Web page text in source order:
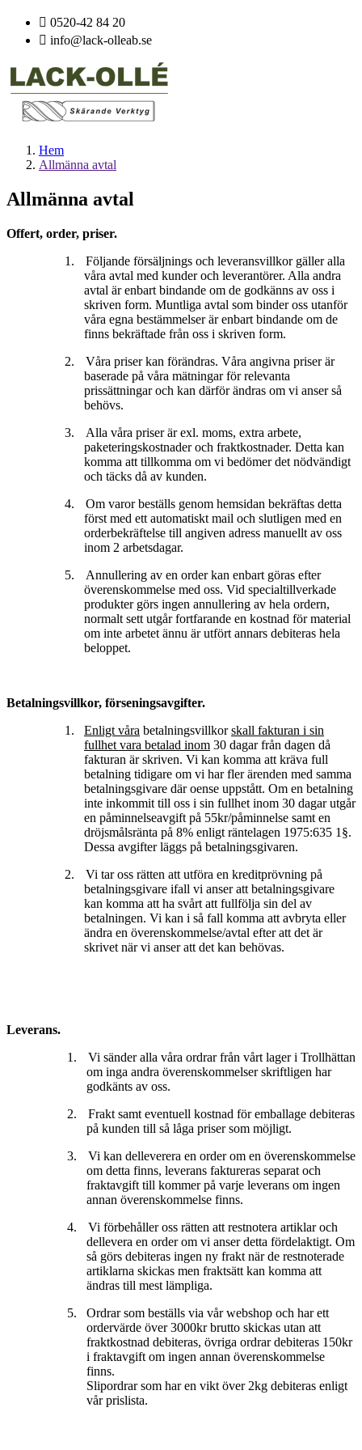
 0520-42 84 20
 info@lack-olleab.se
Hem
Allmänna avtal
Allmänna avtal
Offert, order, priser.
1.
Följande försäljnings och leveransvillkor gäller alla
våra avtal med kunder och leverantörer. Alla andra
avtal är enbart bindande om de godkänns av oss i
skriven form. Muntliga avtal som binder oss utanför
våra egna bestämmelser är enbart bindande om de
finns bekräftade från oss i skriven form.
2.
Våra priser kan förändras. Våra angivna priser är
baserade på våra mätningar för relevanta
prissättningar och kan därför ändras om vi anser så
behövs.
3.
Alla våra priser är exl. moms, extra arbete,
paketeringskostnader och fraktkostnader. Detta kan
komma att tillkomma om vi bedömer det nödvändigt
och täcks då av kunden.
4.
Om varor beställs genom hemsidan bekräftas detta
först med ett automatiskt mail och slutligen med en
orderbekräftelse till angiven adress manuellt av oss
inom 2 arbetsdagar.
5.
Annullering av en order kan enbart göras efter
överenskommelse med oss. Vid specialtillverkade
produkter görs ingen annullering av hela ordern,
normalt sett utgår fortfarande en kostnad för material
om inte arbetet ännu är utfört annars debiteras hela
beloppet.
Betalningsvillkor, förseningsavgifter.
1.
Enligt våra betalningsvillkorskall fakturan i sin
fullhet vara betalad inom 30 dagar från dagen då
fakturan är skriven. Vi kan komma att kräva full
betalning tidigare om vi har fler ärenden med samma
betalningsgivare där oense uppstått. Om en betalning
inte inkommit till oss i sin fullhet inom 30 dagar utgår
en påminnelseavgift på 55kr/påminnelse samt en
dröjsmålsränta på 8% enligt räntelagen 1975:635 1§.
Dessa avgifter läggs på betalningsgivaren.
2.
Vi tar oss rätten att utföra en kreditprövning på
betalningsgivare ifall vi anser att betalningsgivare
kan komma att ha svårt att fullfölja sin del av
betalningen. Vi kan i så fall komma att avbryta eller
ändra en överenskommelse/avtal efter att det är
skrivet när vi anser att det kan behövas.
Leverans.
1.
Vi sänder alla våra ordrar från vårt lager i Trollhättan
om inga andra överenskommelser skriftligen har
godkänts av oss.
2.
Frakt samt eventuell kostnad för emballage debiteras
på kunden till så låga priser som möjligt.
3.
Vi kan delleverera en order om en överenskommelse
om detta finns, leverans faktureras separat och
fraktavgift till kommer på varje leverans om ingen
annan överenskommelse finns.
4.
Vi förbehåller oss rätten att restnotera artiklar och
dellevera en order om vi anser detta fördelaktigt. Om
så görs debiteras ingen ny frakt när de restnoterade
artiklarna skickas men fraktsätt kan komma att
ändras till mest lämpliga.
5. Ordrar som beställs via vår webshop och har ett
ordervärde över 3000kr brutto skickas utan att
fraktkostnad debiteras, övriga ordrar debiteras 150kr
i fraktavgift om ingen annan överenskommelse
finns.
Slipordrar som har en vikt över 2kg debiteras enligt
vår prislista.